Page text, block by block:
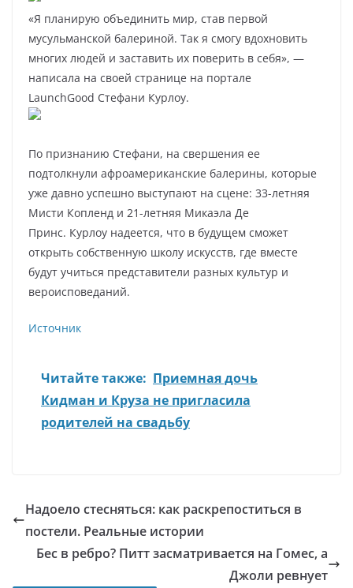
«Я планирую объединить мир, став первой
мусульманской балериной. Так я смогу вдохновить
многих людей и заставить их поверить в себя», —
написала на своей странице на портале
LaunchGood Стефани Курлоу.
По признанию Стефани, на свершения ее
подтолкнули афроамериканские балерины, которые
уже давно успешно выступают на сцене: 33-летняя
Мисти Копленд и 21-летняя Микаэла Де
Принс. Курлоу надеется, что в будущем сможет
открыть собственную школу искусств, где вместе
будут учиться представители разных культур и
вероисповеданий.
Источник
Читайте также: Приемная дочь
Кидман и Круза не пригласила
родителей на свадьбу
Надоело стесняться: как раскрепоститься в
постели. Реальные истории
Бес в ребро? Питт засматривается на Гомес, а
Джоли ревнует